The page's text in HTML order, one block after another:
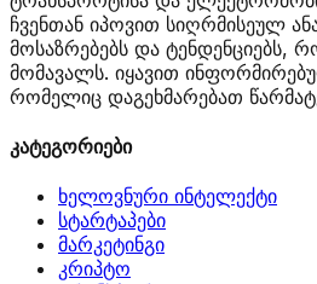
ჩვენთან იპოვით სიღრმისეულ
მოსაზრებებს და ტენდენციებს,
მომავალს. იყავით
რომელიც დაგეხმარებათ
კატეგორიები
ხელოვნური ინტელექტი
სტარტაპები
მარკეტინგი
კრიპტო